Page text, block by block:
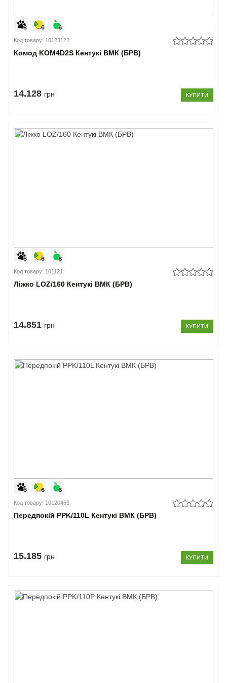
Код товару: 10123122
Комод KOM4D2S Кентукі ВМК (БРВ)
14.128 грн КУПИТИ
Код товару: 101121
Ліжко LOZ/160 Кентукі ВМК (БРВ)
14.851 грн КУПИТИ
Код товару: 10120463
Передпокій PPK/110L Кентукі ВМК (БРВ)
15.185 грн КУПИТИ